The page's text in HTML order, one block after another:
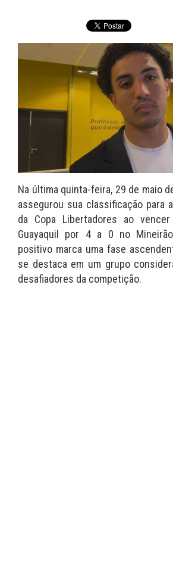
Na última quinta-feira, 29 de maio
assegurou sua classificação para
da Copa Libertadores ao
Guayaquil por 4 a 0 no
positivo marca uma fase
se destaca em um grupo
desafiadores da competição.